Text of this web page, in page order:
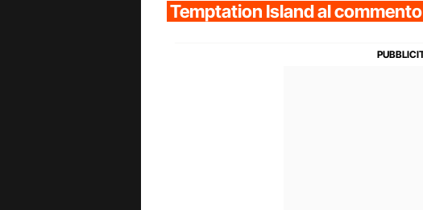
Temptation Island al commento